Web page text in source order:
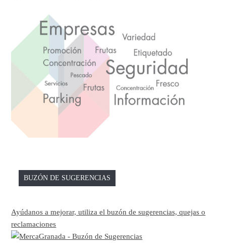
BUZÓN DE SUGERENCIAS
Ayúdanos a mejorar, utiliza el buzón de sugerencias, quejas o
reclamaciones